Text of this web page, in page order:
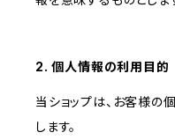
2. 個人情報の利用目的
当ショップは、お客様の
します。